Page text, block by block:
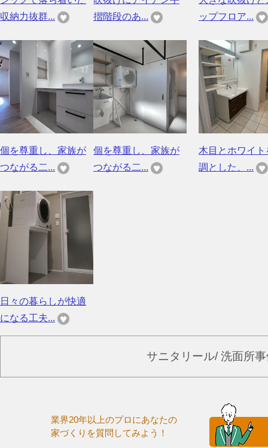
収納力抜群...
摺階段のあ...
ップフロア...
個を尊重し、家族が
つながる二...
個を尊重し、家族が
つながる二...
木目とホワイト
調とした、...
日々の暮らしが快適
になる工夫...
サニタリール/ 洗面所
業界20年以上のプロにあなたの
家づくりを質問してみよう！